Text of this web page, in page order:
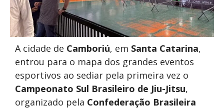
A cidade de Camboriú, em Santa Catarina,
entrou para o mapa dos grandes eventos
esportivos ao sediar pela primeira vez o
Campeonato Sul Brasileiro de Jiu-Jitsu,
organizado pela Confederação Brasileira